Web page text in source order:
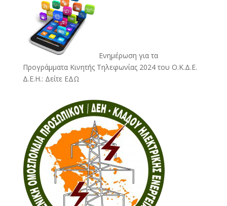
Ενημέρωση για τα
Προγράμματα Κινητής Τηλεφωνίας 2024 του Ο.Κ.Δ.Ε.
Δ.Ε.Η.: Δείτε ΕΔΩ